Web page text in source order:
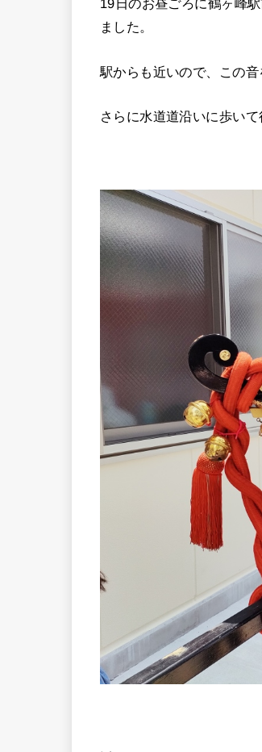
19日のお昼ごろに鶴ヶ峰
ました。
駅からも近いので、この
さらに水道道沿いに歩い